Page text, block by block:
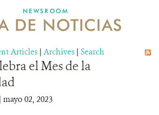
DE ATENCIÓN DE QUEJAS Y RECLAMOS
DONA
NEWSROOM
DE NOTICIAS
Articles | Archives | Search
el Mes de la
| mayo 02, 2023